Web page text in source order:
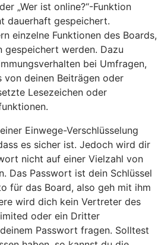
„Wer ist online?“-Funktion
dauerhaft gespeichert.
einzelne Funktionen des Boards,
gespeichert werden. Dazu
bei Umfragen,
von deinen Beiträgen oder
Lesezeichen oder
Einwege-Verschlüsselung
es sicher ist. Jedoch wird dir
nicht auf einer Vielzahl von
Das Passwort ist dein Schlüssel
für das Board, also geh mit ihm
wird dich kein Vertreter des
oder ein Dritter
Passwort fragen. Solltest